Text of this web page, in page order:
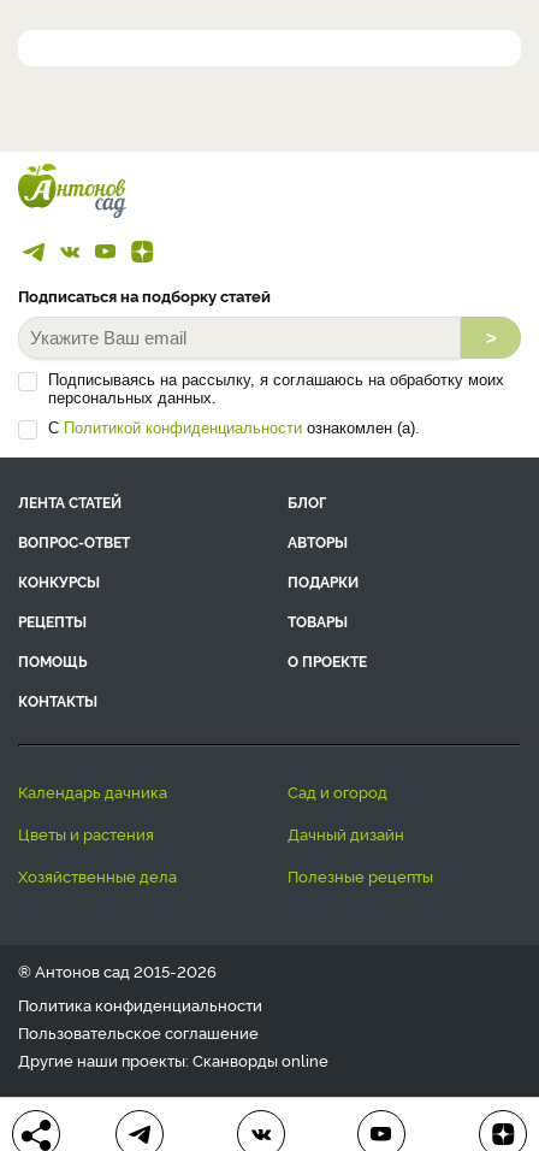
Подписаться на подборку статей
>
Подписываясь на рассылку, я соглашаюсь на обработку моих
персональных данных.
С Политикой конфиденциальности ознакомлен (а).
ЛЕНТА СТАТЕЙ
БЛОГ
ВОПРОС-ОТВЕТ
АВТОРЫ
КОНКУРСЫ
ПОДАРКИ
РЕЦЕПТЫ
ТОВАРЫ
ПОМОЩЬ
О ПРОЕКТЕ
КОНТАКТЫ
календарь дачника
сад и огород
цветы и растения
дачный дизайн
хозяйственные дела
полезные рецепты
® Антонов сад 2015-2026
Политика конфиденциальности
Пользовательское соглашение
Другие наши проекты: Сканвордыonline
Любое использование материала допускается только с
письменного согласия редакции